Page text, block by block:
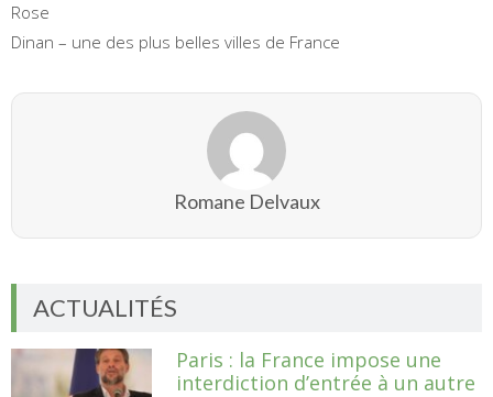
Rose
Dinan – une des plus belles villes de France
Romane Delvaux
ACTUALITÉS
Paris : la France impose une
interdiction d’entrée à un autre